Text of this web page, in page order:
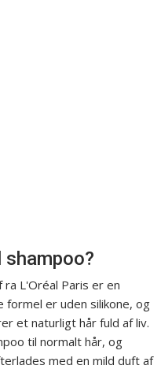
shampoo?
ra L'Oréal Paris er en
formel er uden silikone, og
et naturligt hår fuld af liv.
til normalt hår, og
med en mild duft af